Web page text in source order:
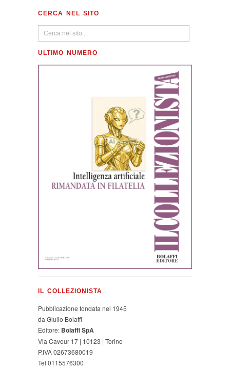
CERCA NEL SITO
ULTIMO NUMERO
IL COLLEZIONISTA
Pubblicazione fondata nel 1945
da Giulio Bolaffi
Editore: Bolaffi SpA
Via Cavour 17 | 10123 | Torino
P.IVA 02673680019
Tel 0115576300